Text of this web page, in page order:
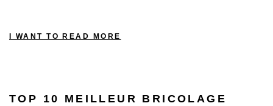
I WANT TO READ MORE
TOP 10 MEILLEUR BRICOLAGE